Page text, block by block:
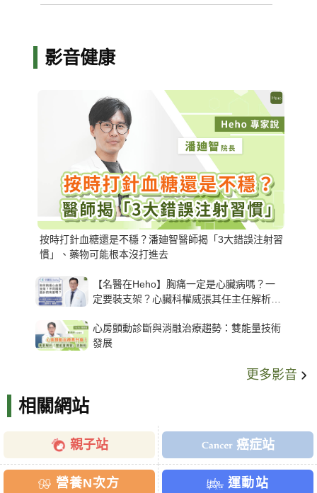
影音健康
按時打針血糖還是不穩？潘廸智醫師揭「3大錯誤注射習
慣」、藥物可能根本沒打進去
【名醫在Heho】胸痛一定是心臟病嗎？一
定要裝支架？心臟科權威張其任主任解析支
心房顫動診斷與消融治療趨勢：雙能量技術
發展
更多影音
相關網站
親子站 癌症站
營養N次方 運動站